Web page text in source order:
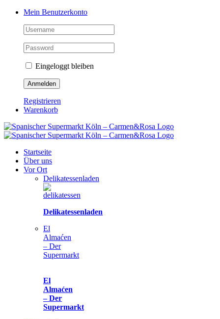
Zum
springen
Facebook
Instagram
Pinterest
Tiktok
YouTubeMein Benutzerkonto
Eingeloggt bleiben
Registrieren
Warenkorb
Startseite
Über uns
Vor Ort
Delikatessenladen
Delikatessenladen
El
Almaćen
– Der
Supermarkt
El
Almaćen
– Der
Supermarkt